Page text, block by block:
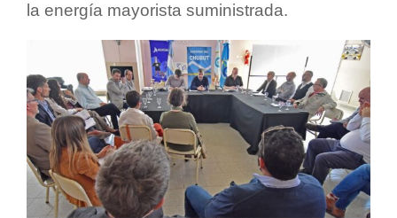
la energía mayorista suministrada.